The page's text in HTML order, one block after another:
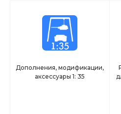
Дополнения, модификации,
аксессуары 1: 35